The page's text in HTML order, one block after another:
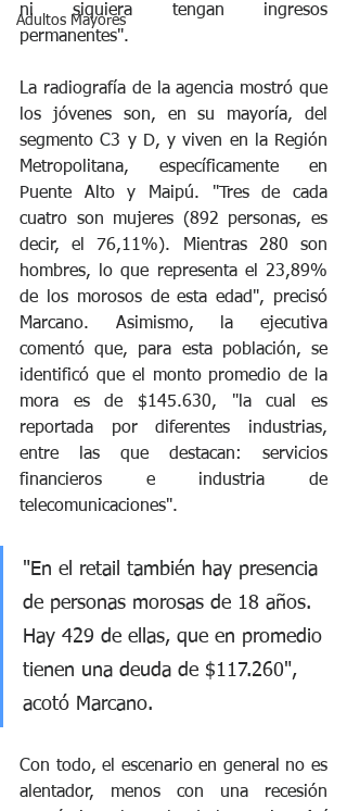
Adultos Mayores
ni siquiera tengan ingresos
permanentes".
La radiografía de la agencia mostró que
los jóvenes son, en su mayoría, del
segmento C3 y D, y viven en la Región
Metropolitana, específicamente en
Puente Alto y Maipú. "Tres de cada
cuatro son mujeres (892 personas, es
decir, el 76,11%). Mientras 280 son
hombres, lo que representa el 23,89%
de los morosos de esta edad", precisó
Marcano. Asimismo, la ejecutiva
comentó que, para esta población, se
identificó que el monto promedio de la
mora es de $145.630, "la cual es
reportada por diferentes industrias,
entre las que destacan: servicios
financieros e industria de
telecomunicaciones".
"En el retail también hay presencia
de personas morosas de 18 años.
Hay 429 de ellas, que en promedio
tienen una deuda de $117.260",
acotó Marcano.
Con todo, el escenario en general no es
alentador, menos con una recesión